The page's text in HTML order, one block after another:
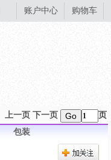
账户中心 购物车
上一页 下一页 Go
页
包装